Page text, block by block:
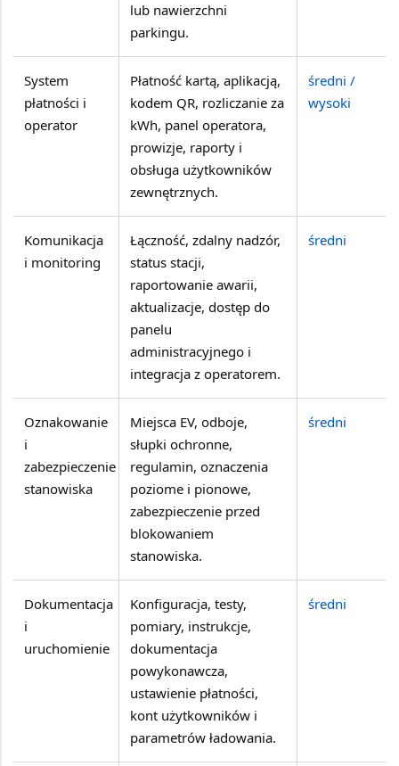
lub nawierzchni
parkingu.
System
płatności i
operator
Płatność kartą, aplikacją,
kodem QR, rozliczanie za
kWh, panel operatora,
prowizje, raporty i
obsługa użytkowników
zewnętrznych.
średni /
wysoki
Komunikacja
i monitoring
Łączność, zdalny nadzór,
status stacji,
raportowanie awarii,
aktualizacje, dostęp do
panelu
administracyjnego i
integracja z operatorem.
średni
Oznakowanie
i
zabezpieczenie
stanowiska
Miejsca EV, odboje,
słupki ochronne,
regulamin, oznaczenia
poziome i pionowe,
zabezpieczenie przed
blokowaniem
stanowiska.
średni
Dokumentacja
i
uruchomienie
Konfiguracja, testy,
pomiary, instrukcje,
dokumentacja
powykonawcza,
ustawienie płatności,
kont użytkowników i
parametrów ładowania.
średni